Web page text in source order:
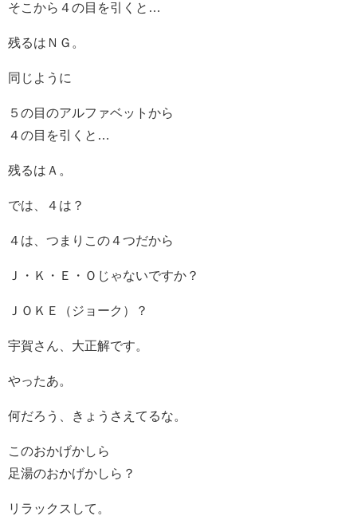
そこから４の目を引くと…
残るはＮＧ。
同じように
５の目のアルファベットから
４の目を引くと…
残るはＡ。
では、４は？
４は、つまりこの４つだから
Ｊ・Ｋ・Ｅ・Ｏじゃないですか？
ＪＯＫＥ（ジョーク）？
宇賀さん、大正解です。
やったあ。
何だろう、きょうさえてるな。
このおかげかしら
足湯のおかげかしら？
リラックスして。